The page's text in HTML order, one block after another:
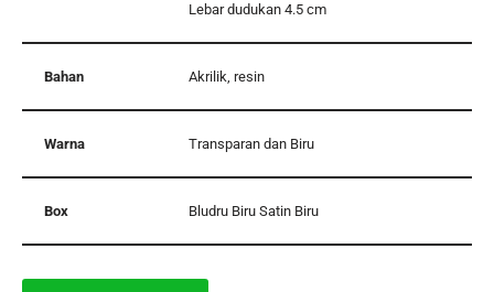
Lebar dudukan 4.5 cm
Bahan Akrilik, resin
Warna Transparan dan Biru
Box Bludru Biru Satin Biru